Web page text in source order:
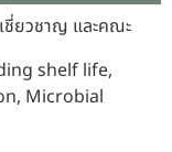
ยวชาญ และคณะ
shelf life,
Microbial